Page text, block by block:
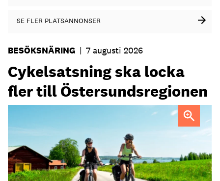
SE FLER PLATSANNONSER
BESÖKSNÄRING | 7 augusti 2026
Cykelsatsning ska locka
fler till Östersundsregionen